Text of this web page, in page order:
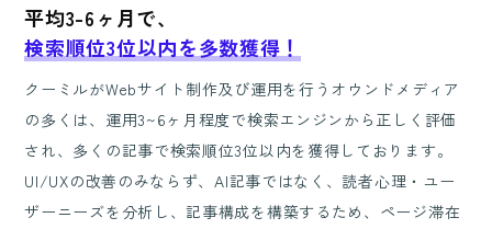
平均3-6ヶ月で、
検索順位3位以内を多数獲得！
クーミルがWebサイト制作及び運用を行うオウンドメディア
の多くは、運用3~6ヶ月程度で検索エンジンから正しく評価
され、多くの記事で検索順位3位以内を獲得しております。
UI/UXの改善のみならず、AI記事ではなく、読者心理・ユー
ザーニーズを分析し、記事構成を構築するため、ページ滞在